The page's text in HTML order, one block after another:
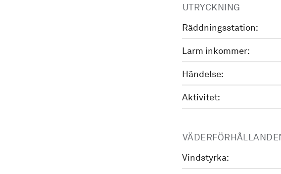
UTRYCKNING
Räddningsstation:
Larm inkommer:
Händelse:
Aktivitet:
Vindstyrka: